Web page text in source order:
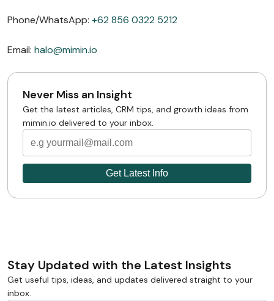
Phone/WhatsApp: +62 856 0322 5212
Email: halo@mimin.io
Never Miss an Insight
Get the latest articles, CRM tips, and growth ideas from
mimin.io delivered to your inbox.
Stay Updated with the Latest Insights
Get useful tips, ideas, and updates delivered straight to your
inbox.